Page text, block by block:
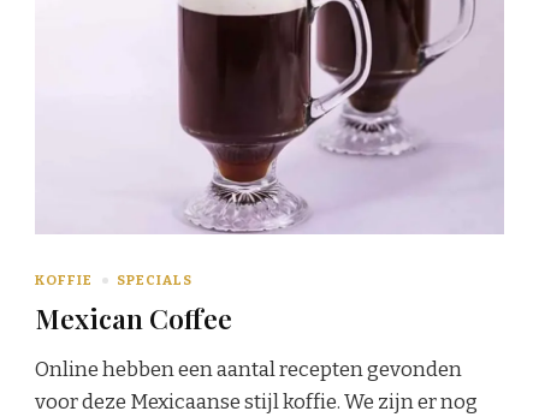
KOFFIE SPECIALS
Mexican Coffee
Online hebben een aantal recepten gevonden
voor deze Mexicaanse stijl koffie. We zijn er nog